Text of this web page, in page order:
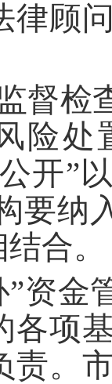
律顾
督检
险
开”
要纳
合。
”资金
各项
责。